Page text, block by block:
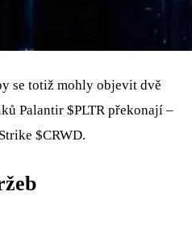
se totiž mohly objevit dvě
Palantir $PLTRpřekonají –
$CRWD.